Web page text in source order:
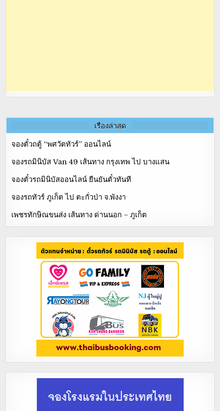
เรื่องล่าสุด
จองตั๋วถตู้ “พศวัตทัวร์” ออนไลน์
จองรถมินิบัส Van 49 เส้นทาง กรุงเทพ ไป บางแสน
จองตั๋วรถมินิบัสออนไลน์ ยืนยันตั๋วทันที
จองรถทัวร์ ภูเก็ต ไป ตะกั่วป่า จ.พังงา
เพชรทักษิณขนส่ง เส้นทาง ด่านนอก – ภูเก็ต